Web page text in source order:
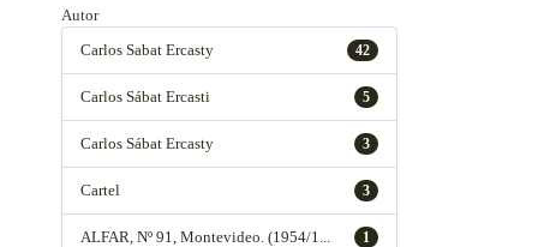
Autor
42
Carlos Sabat Ercasty
5
Carlos Sábat Ercasti
3
Carlos Sábat Ercasty
3
Cartel
1
ALFAR, Nº 91, Montevideo. (1954/1...